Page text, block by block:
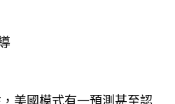
美國模式有一預測甚至認